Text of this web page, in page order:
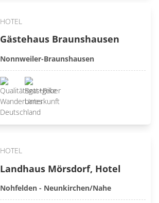
HOTEL
Gästehaus Braunshausen
Nonnweiler-Braunshausen
HOTEL
Landhaus Mörsdorf, Hotel
Nohfelden - Neunkirchen/Nahe